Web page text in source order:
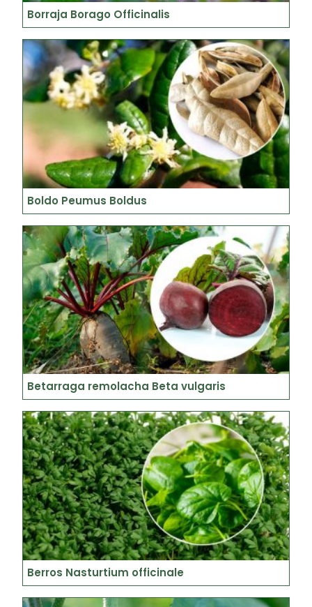
Borraja Borago Officinalis
Boldo Peumus Boldus
Betarraga remolacha Beta vulgaris
Berros Nasturtium officinale